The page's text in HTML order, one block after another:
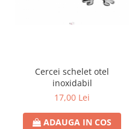
Cercei schelet otel
inoxidabil
17,00 Lei
ADAUGA IN COS